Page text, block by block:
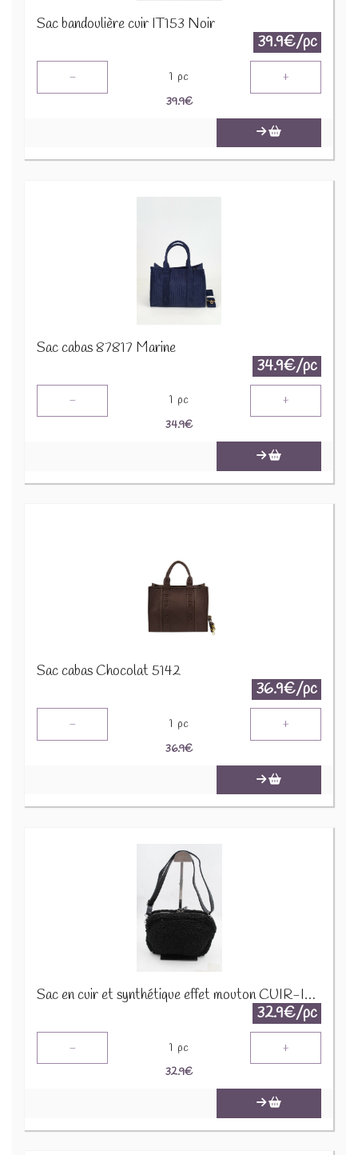
Sac bandoulière cuir IT153 Noir
39.9€/pc
- 1 pc +
39.9€
Sac cabas 87817 Marine
34.9€/pc
- 1 pc +
34.9€
Sac cabas Chocolat 5142
36.9€/pc
- 1 pc +
36.9€
Sac en cuir et synthétique effet mouton CUIR-IT-939 Noir
32.9€/pc
- 1 pc +
32.9€